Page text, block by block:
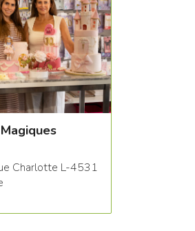
Charlotte L-4531